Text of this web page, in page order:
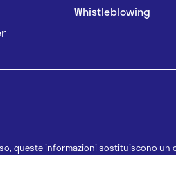
Whistleblowing
queste informazioni sostituiscono un
come suggerimenti per la